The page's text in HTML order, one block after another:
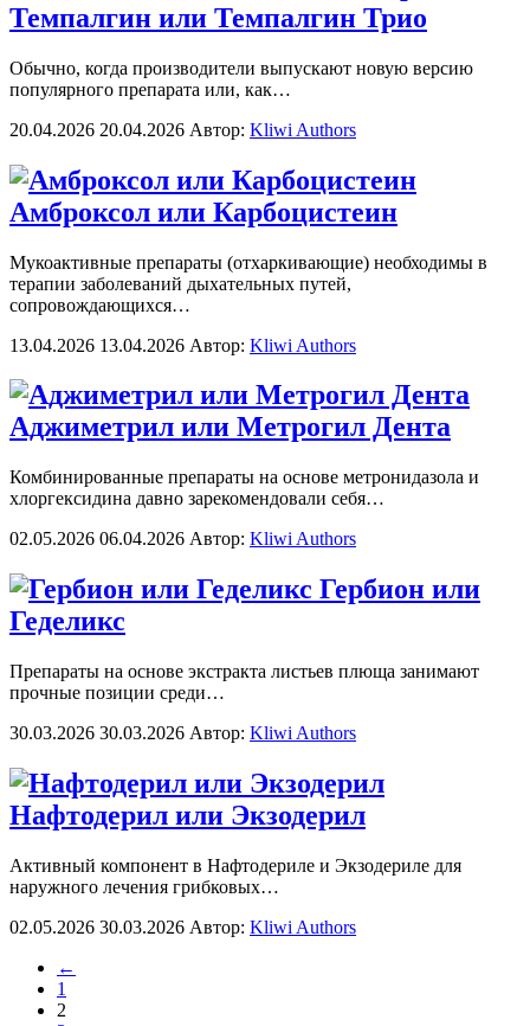
Темпалгин или Темпалгин Трио
Обычно, когда производители выпускают новую версию
популярного препарата или, как…
20.04.2026 20.04.2026 Автор: Kliwi Authors
Амброксол или Карбоцистеин
Мукоактивные препараты (отхаркивающие) необходимы в
терапии заболеваний дыхательных путей,
сопровождающихся…
13.04.2026 13.04.2026 Автор: Kliwi Authors
Аджиметрил или Метрогил Дента
Комбинированные препараты на основе метронидазола и
хлоргексидина давно зарекомендовали себя…
02.05.2026 06.04.2026 Автор: Kliwi Authors
Гербион или
Геделикс
Препараты на основе экстракта листьев плюща занимают
прочные позиции среди…
30.03.2026 30.03.2026 Автор: Kliwi Authors
Нафтодерил или Экзодерил
Активный компонент в Нафтодериле и Экзодериле для
наружного лечения грибковых…
02.05.2026 30.03.2026 Автор: Kliwi Authors
←
1
2